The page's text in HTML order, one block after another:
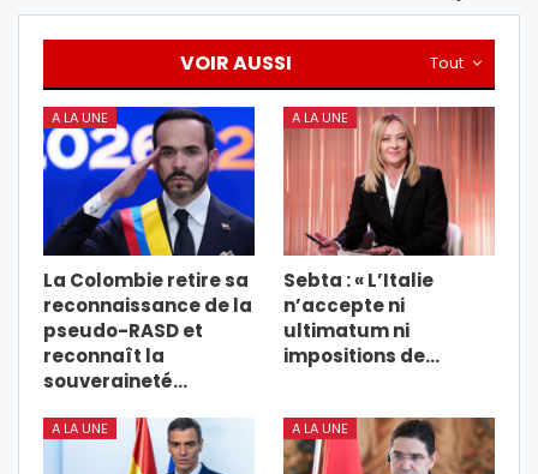
Tout
VOIR AUSSI
A LA UNE
La Colombie retire sa
reconnaissance de la
pseudo-RASD et
reconnaît la
souveraineté…
A LA UNE
Sebta : « L’Italie
n’accepte ni
ultimatum ni
impositions de…
A LA UNE A LA UNE